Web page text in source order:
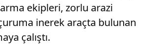
ekipleri, zorlu arazi
inerek araçta bulunan
çalıştı.